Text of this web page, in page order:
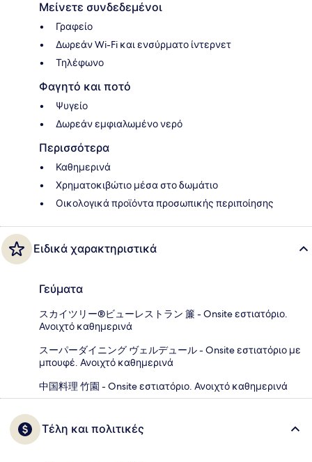
Μείνετε συνδεδεμένοι
Γραφείο
Δωρεάν Wi-Fi και ενσύρματο ίντερνετ
Τηλέφωνο
Φαγητό και ποτό
Ψυγείο
Δωρεάν εμφιαλωμένο νερό
Περισσότερα
Καθημερινά
Χρηματοκιβώτιο μέσα στο δωμάτιο
Οικολογικά προϊόντα προσωπικής περιποίησης
Ειδικά χαρακτηριστικά
Γεύματα
スカイツリー®ビューレストラン 簾 - Onsite εστιατόριο.
Ανοιχτό καθημερινά
スーパーダイニング ヴェルデュール - Onsite εστιατόριο με
μπουφέ. Ανοιχτό καθημερινά
中国料理 竹園 - Onsite εστιατόριο. Ανοιχτό καθημερινά
Τέλη και πολιτικές